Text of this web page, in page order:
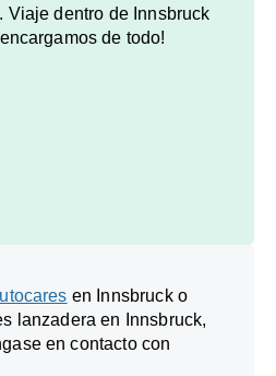
Viaje dentro de Innsbruck
de todo!
en Innsbruck o
lanzadera en Innsbruck,
en contacto con